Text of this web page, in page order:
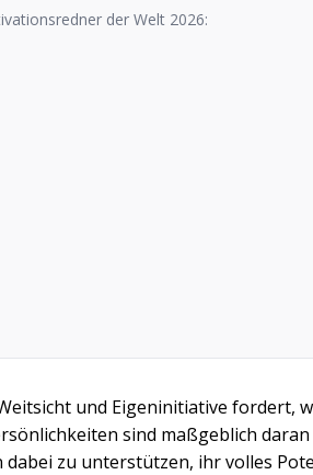
der Welt 2026:
und Eigeninitiative fordert,
sind maßgeblich
zu unterstützen, ihr volles